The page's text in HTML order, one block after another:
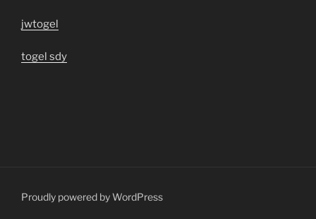
jwtogel
togel sdy
Proudly powered by WordPress